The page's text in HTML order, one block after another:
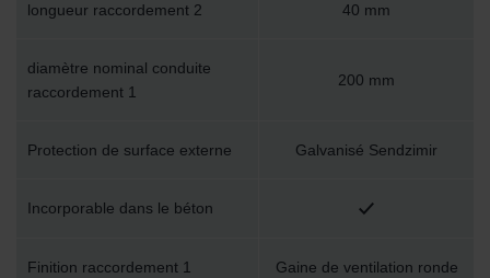
longueur raccordement 2 40 mm
diamètre nominal conduite
raccordement 1
200 mm
Protection de surface externe Galvanisé Sendzimir
Incorporable dans le béton
Finition raccordement 1 Gaine de ventilation ronde